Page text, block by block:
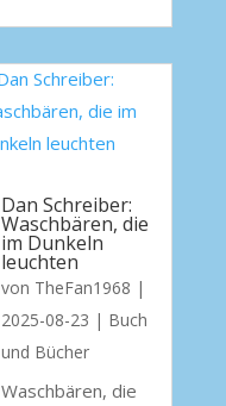
Dan Schreiber:
Waschbären, die
im Dunkeln
leuchten
von TheFan1968 |
2025-08-23 | Buch
und Bücher
Waschbären, die